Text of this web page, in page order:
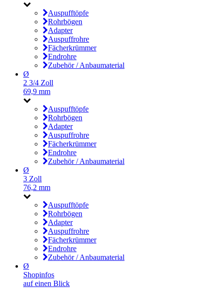
Auspufftöpfe
Rohrbögen
Adapter
Auspuffrohre
Fächerkrümmer
Endrohre
Zubehör / Anbaumaterial
Ø
2 3/4 Zoll
69,9 mm
Auspufftöpfe
Rohrbögen
Adapter
Auspuffrohre
Fächerkrümmer
Endrohre
Zubehör / Anbaumaterial
Ø
3 Zoll
76,2 mm
Auspufftöpfe
Rohrbögen
Adapter
Auspuffrohre
Fächerkrümmer
Endrohre
Zubehör / Anbaumaterial
Ø
Shopinfos
auf einen Blick